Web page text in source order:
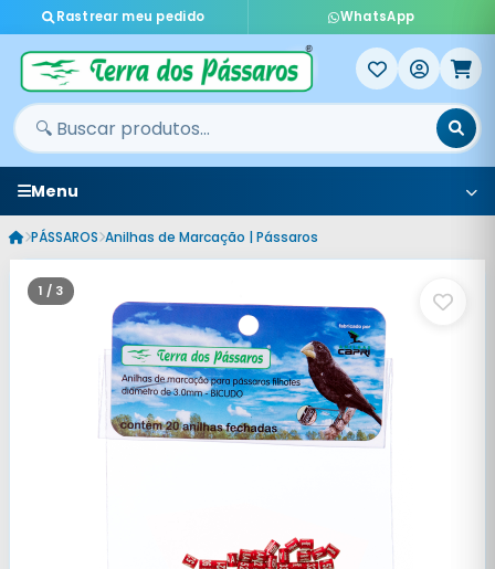
Rastrear meu pedido WhatsApp
Menu
PÁSSAROS Anilhas de Marcação | Pássaros
1 / 3